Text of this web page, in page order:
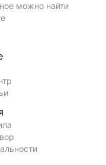
можно найти